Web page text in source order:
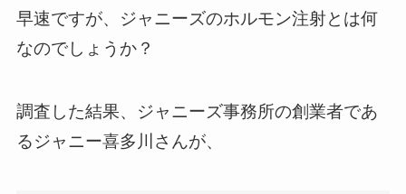
早速ですが、ジャニーズのホルモン注射とは何
なのでしょうか？
調査した結果、ジャニーズ事務所の創業者であ
るジャニー喜多川さんが、